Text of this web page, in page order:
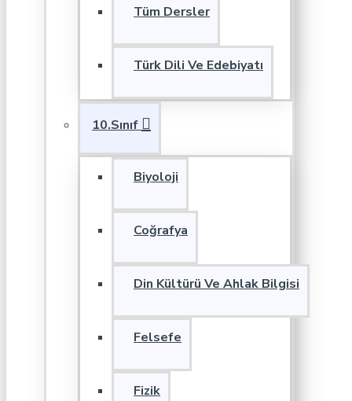
Tüm Dersler
Türk Dili Ve Edebiyatı
10.Sınıf
Biyoloji
Coğrafya
Din Kültürü Ve Ahlak Bilgisi
Felsefe
Fizik